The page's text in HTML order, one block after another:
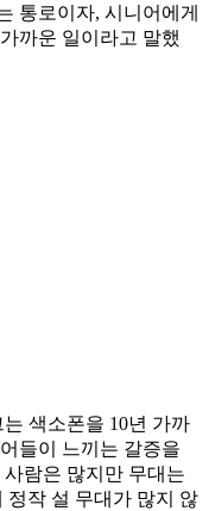
통로이자, 시니어에게
까운 일이라고 말했
색소폰을 10년 가까
들이 느끼는 갈증을
람은 많지만 무대는
정작 설 무대가 많지 않